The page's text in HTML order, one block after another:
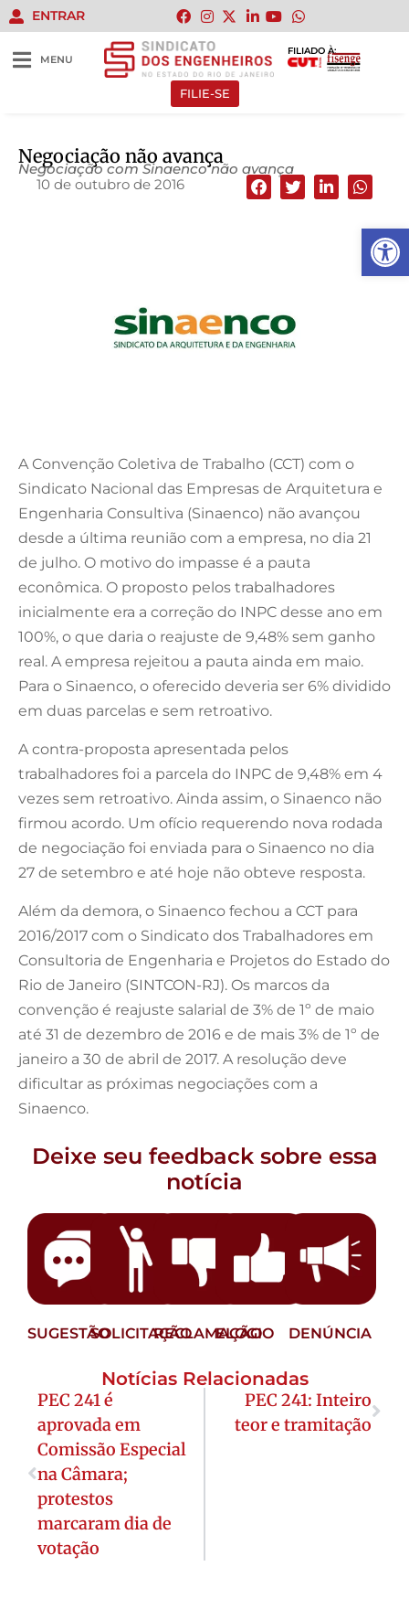
Abrir
ENTRAR
MENU
FILIADO À:
FILIE-SE
Negociação não avança
Negociação com Sinaenco não avança
10 de outubro de 2016
A Convenção Coletiva de Trabalho (CCT) com o
Sindicato Nacional das Empresas de Arquitetura e
Engenharia Consultiva (Sinaenco) não avançou
desde a última reunião com a empresa, no dia 21
de julho. O motivo do impasse é a pauta
econômica. O proposto pelos trabalhadores
inicialmente era a correção do INPC desse ano em
100%, o que daria o reajuste de 9,48% sem ganho
real. A empresa rejeitou a pauta ainda em maio.
Para o Sinaenco, o oferecido deveria ser 6% dividido
em duas parcelas e sem retroativo.
A contra-proposta apresentada pelos
trabalhadores foi a parcela do INPC de 9,48% em 4
vezes sem retroativo. Ainda assim, o Sinaenco não
firmou acordo. Um ofício requerendo nova rodada
de negociação foi enviada para o Sinaenco no dia
27 de setembro e até hoje não obteve resposta.
Além da demora, o Sinaenco fechou a CCT para
2016/2017 com o Sindicato dos Trabalhadores em
Consultoria de Engenharia e Projetos do Estado do
Rio de Janeiro (SINTCON-RJ). Os marcos da
convenção é reajuste salarial de 3% de 1º de maio
até 31 de dezembro de 2016 e de mais 3% de 1º de
janeiro a 30 de abril de 2017. A resolução deve
dificultar as próximas negociações com a
Sinaenco.
Deixe seu feedback sobre essa
notícia
SUGESTÃOSOLICITAÇÃORECLAMAÇÃO
ELOGIO DENÚNCIA
Notícias Relacionadas
PEC 241 é
aprovada em
Comissão Especial
na Câmara;
protestos
marcaram dia de
votação
PEC 241: Inteiro
teor e tramitação